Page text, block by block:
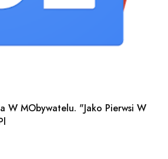
W MObywatelu. "Jako Pierwsi W